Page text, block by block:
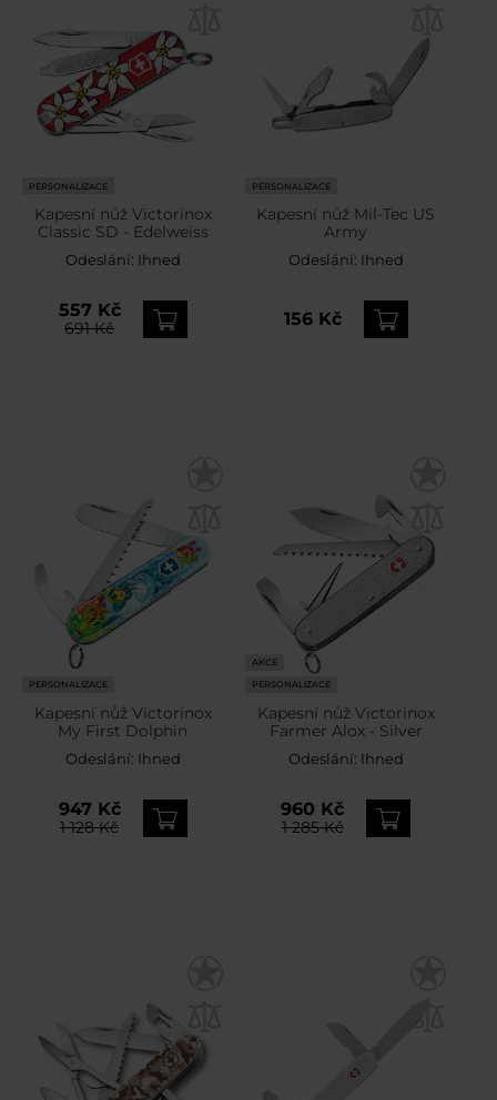
PERSONALIZACE
Kapesní nůž Victorinox
Classic SD - Edelweiss
Odeslání: Ihned
557 Kč
691 Kč
PERSONALIZACE
Kapesní nůž Mil-Tec US
Army
Odeslání: Ihned
156 Kč
PERSONALIZACE
Kapesní nůž Victorinox
My First Dolphin
Odeslání: Ihned
947 Kč
1 128 Kč
AKCE
PERSONALIZACE
Kapesní nůž Victorinox
Farmer Alox - Silver
Odeslání: Ihned
960 Kč
1 285 Kč